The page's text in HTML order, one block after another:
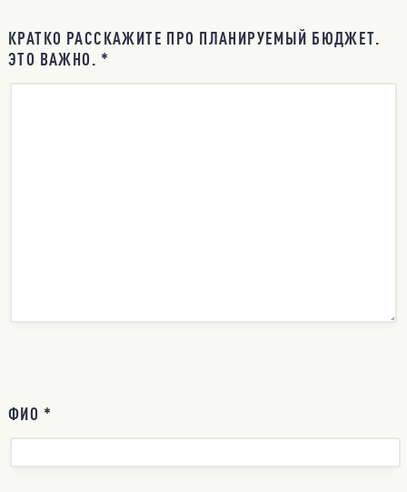
КРАТКО РАССКАЖИТЕ ПРО ПЛАНИРУЕМЫЙ БЮДЖЕТ.
ЭТО ВАЖНО. *
ФИО *